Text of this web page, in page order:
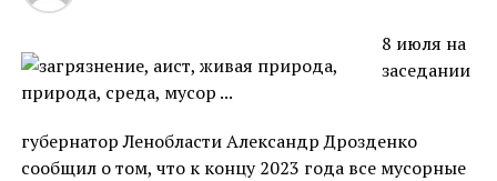
8 июля на
заседании
губернатор Ленобласти Александр Дрозденко
сообщил о том, что к концу 2023 года все мусорные